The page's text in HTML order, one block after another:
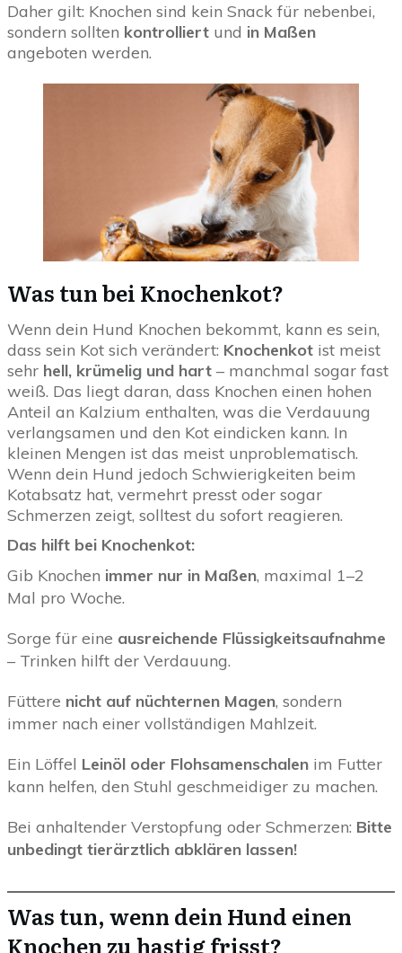
Daher gilt: Knochen sind kein Snack für nebenbei,
sondern sollten kontrolliert und in Maßen
angeboten werden.
Was tun bei Knochenkot?
Wenn dein Hund Knochen bekommt, kann es sein,
dass sein Kot sich verändert: Knochenkot ist meist
sehr hell, krümelig und hart – manchmal sogar fast
weiß. Das liegt daran, dass Knochen einen hohen
Anteil an Kalzium enthalten, was die Verdauung
verlangsamen und den Kot eindicken kann. In
kleinen Mengen ist das meist unproblematisch.
Wenn dein Hund jedoch Schwierigkeiten beim
Kotabsatz hat, vermehrt presst oder sogar
Schmerzen zeigt, solltest du sofort reagieren.
Das hilft bei Knochenkot:
Gib Knochen immer nur in Maßen, maximal 1–2
Mal pro Woche.
Sorge für eine ausreichende Flüssigkeitsaufnahme
– Trinken hilft der Verdauung.
Füttere nicht auf nüchternen Magen, sondern
immer nach einer vollständigen Mahlzeit.
Ein Löffel Leinöl oder Flohsamenschalen im Futter
kann helfen, den Stuhl geschmeidiger zu machen.
Bei anhaltender Verstopfung oder Schmerzen: Bitte
unbedingt tierärztlich abklären lassen!
Was tun, wenn dein Hund einen
Knochen zu hastig frisst?